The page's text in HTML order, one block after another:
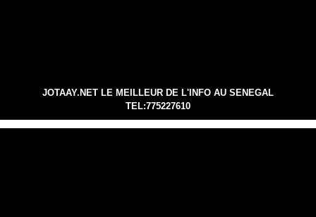
JOTAAY.NET LE MEILLEUR DE L'INFO AU SENEGAL
TEL:775227610